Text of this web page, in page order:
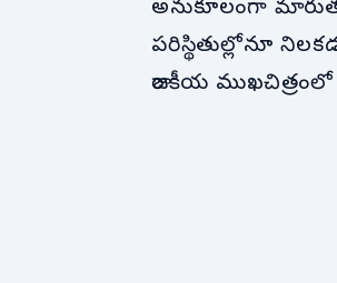
అనుకూలంగా
పరిస్థితుల్లోనూ
రాజకీయ ముఖచిత్రంలో